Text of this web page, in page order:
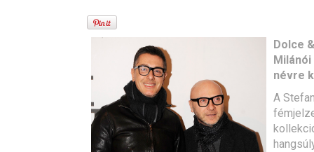
Dolce
névre
A